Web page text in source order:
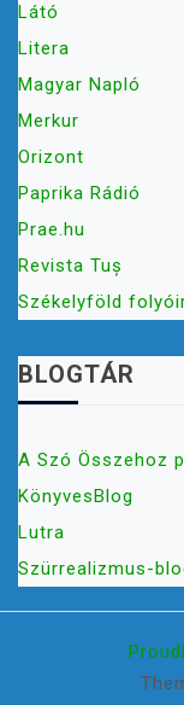
Látó
Litera
Magyar Napló
Merkur
Orizont
Paprika Rádió
Prae.hu
Revista Tuș
Székelyföld
BLOGTÁR
A Szó Összehoz
KönyvesBlog
Lutra
Szürrealizmus-